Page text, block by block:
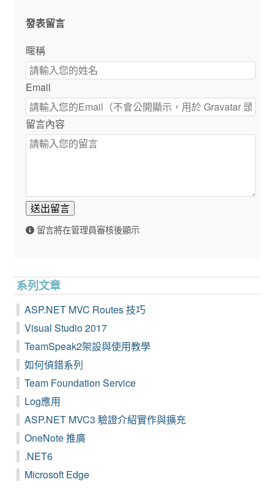
發表留言
暱稱
Email
留言內容
送出留言
留言將在管理員審核後顯示
系列文章
ASP.NET MVC Routes 技巧
Visual Studio 2017
TeamSpeak2架設與使用教學
如何偵錯系列
Team Foundation Service
Log應用
ASP.NET MVC3 驗證介紹實作與擴充
OneNote 推廣
.NET6
Microsoft Edge